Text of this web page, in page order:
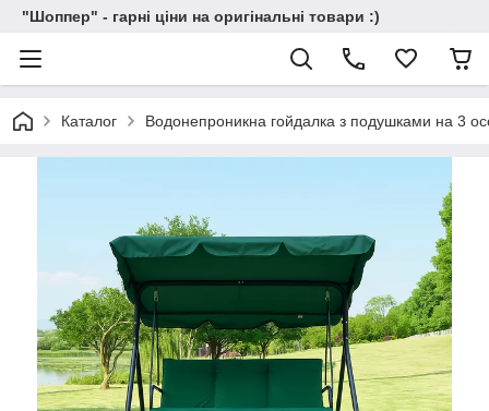
"Шоппер" - гарні ціни на оригінальні товари :)
Каталог Водонепроникна гойдалка з подушками на 3